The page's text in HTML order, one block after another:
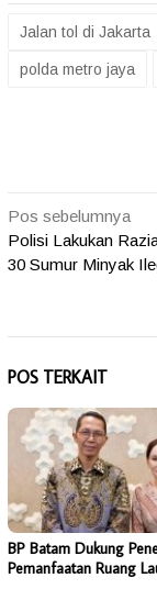
Jalan tol di Jakarta
polda metro jaya
Navigasi
pos
Pos sebelumnya
Polisi Lakukan
30 Sumur Minyak
POS TERKAIT
BP Batam Dukung
Pemanfaatan Ruang